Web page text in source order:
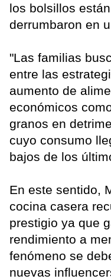
los bolsillos
derrumbaron en
"Las familias
entre las
aumento de
económicos
granos en
cuyo consumo
bajos de los
En este sentido,
cocina casera
prestigio ya que
rendimiento a
fenómeno se
nuevas